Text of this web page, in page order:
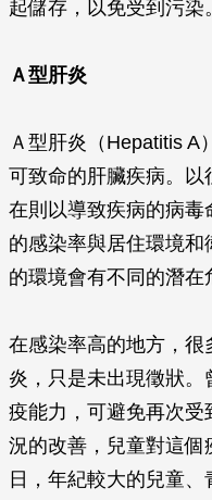
起儲存，以免受到污染。
Ａ型肝炎
Ａ型肝炎（Hepatitis A
可致命的肝臟疾病。
在則以導致疾病的病
的感染率與居住環境和
的環境會有不同的潛在
在感染率高的地方，
炎，只是未出現徵狀
疫能力，可避免再次
況的改善，兒童對這
日，年紀較大的兒童